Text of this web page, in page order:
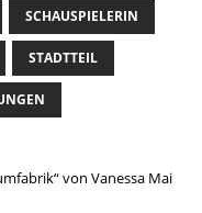
SCHAUSPIELERIN
STADTTEIL
von Vanessa Mai